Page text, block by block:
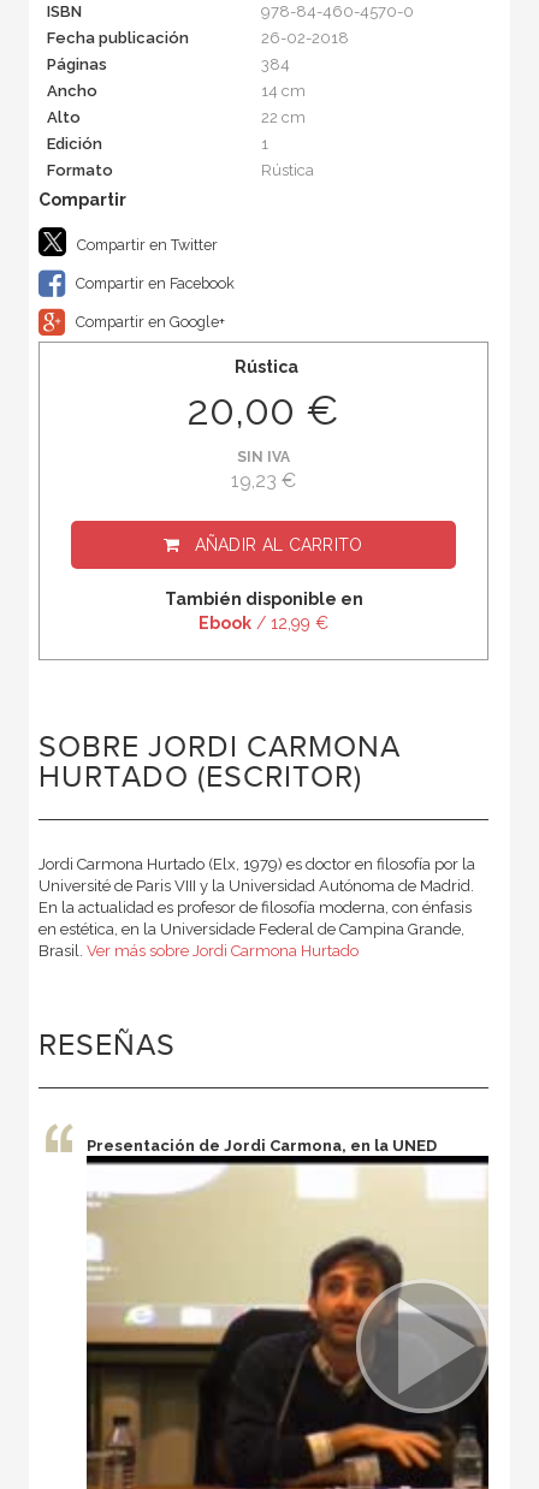
ISBN
978-84-460-4570-0
Fecha publicación
26-02-2018
Páginas
384
Ancho
14 cm
Alto
22 cm
Edición
1
Formato
Rústica
Compartir en Twitter
Compartir en Facebook
Compartir en Google+
Rústica
20,00 €
SIN IVA
19,23 €
AÑADIR AL CARRITO
También disponible en
Ebook / 12,99 €
SOBRE JORDI CARMONA
HURTADO (ESCRITOR)
Jordi Carmona Hurtado (Elx, 1979) es doctor en filosofía por la
Université de Paris VIII y la Universidad Autónoma de Madrid.
En la actualidad es profesor de filosofía moderna, con énfasis
en estética, en la Universidade Federal de Campina Grande,
Brasil. Ver más sobre Jordi Carmona Hurtado
RESEÑAS
Presentación de Jordi Carmona, en la UNED